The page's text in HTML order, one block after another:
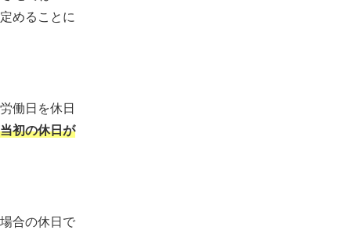
めることに
働日を休日
初の休日が
合の休日で